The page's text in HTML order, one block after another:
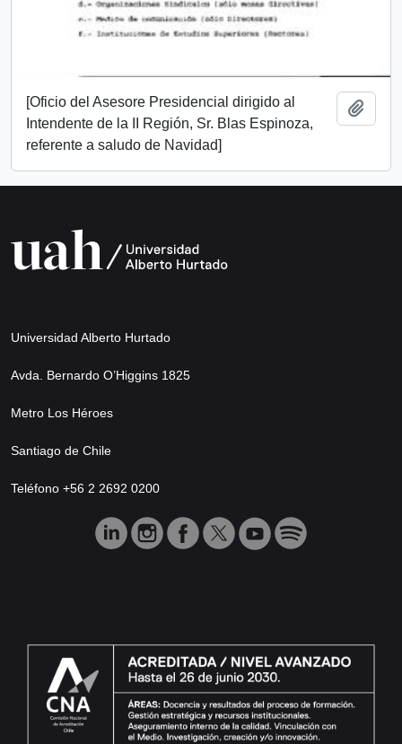
[Oficio del Asesore Presidencial dirigido al
Intendente de la II Región, Sr. Blas Espinoza,
referente a saludo de Navidad]
Universidad Alberto Hurtado
Avda. Bernardo O’Higgins 1825
Metro Los Héroes
Santiago de Chile
Teléfono +56 2 2692 0200